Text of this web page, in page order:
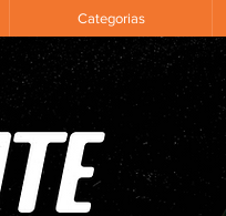
Categorias